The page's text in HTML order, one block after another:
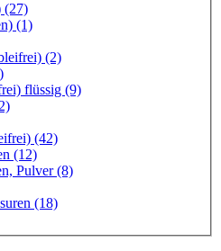
(27)
(1)
(2)
flüssig (9)
(42)
(12)
Pulver (8)
(18)